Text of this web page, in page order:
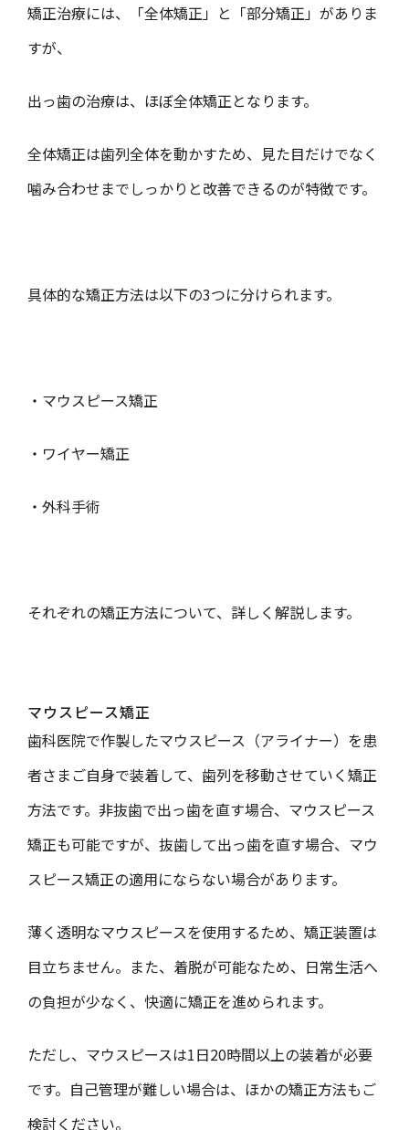
矯正治療には、「全体矯正」と「部分矯正」がありま
すが、
出っ歯の治療は、ほぼ全体矯正となります。
全体矯正は歯列全体を動かすため、見た目だけでなく
噛み合わせまでしっかりと改善できるのが特徴です。
具体的な矯正方法は以下の3つに分けられます。
・ マウスピース矯正
・ ワイヤー矯正
・ 外科手術
それぞれの矯正方法について、詳しく解説します。
マウスピース矯正
歯科医院で作製したマウスピース（アライナー）を患
者さまご自身で装着して、歯列を移動させていく矯正
方法です。非抜歯で出っ歯を直す場合、マウスピース
矯正も可能ですが、抜歯して出っ歯を直す場合、マウ
スピース矯正の適用にならない場合があります。
薄く透明なマウスピースを使用するため、矯正装置は
目立ちません。また、着脱が可能なため、日常生活へ
の負担が少なく、快適に矯正を進められます。
ただし、マウスピースは1日20時間以上の装着が必要
です。自己管理が難しい場合は、ほかの矯正方法もご
検討ください。